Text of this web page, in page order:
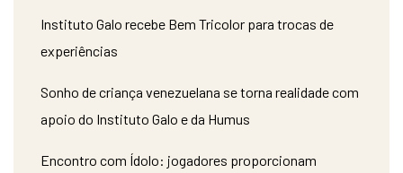
Instituto Galo recebe Bem Tricolor para trocas de
experiências
Sonho de criança venezuelana se torna realidade com
apoio do Instituto Galo e da Humus
Encontro com Ídolo: jogadores proporcionam